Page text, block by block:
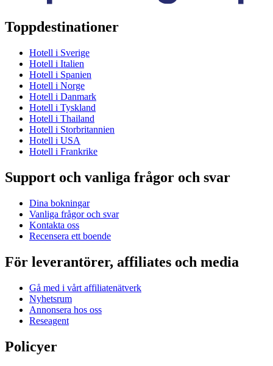
Toppdestinationer
Hotell i Sverige
Hotell i Italien
Hotell i Spanien
Hotell i Norge
Hotell i Danmark
Hotell i Tyskland
Hotell i Thailand
Hotell i Storbritannien
Hotell i USA
Hotell i Frankrike
Support och vanliga frågor och svar
Dina bokningar
Vanliga frågor och svar
Kontakta oss
Recensera ett boende
För leverantörer, affiliates och media
Gå med i vårt affiliatenätverk
Nyhetsrum
Annonsera hos oss
Reseagent
Policyer